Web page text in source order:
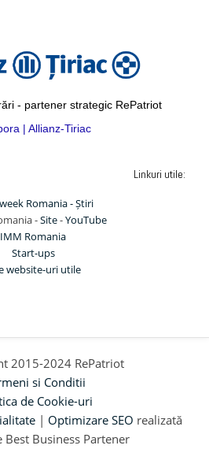
- partener strategic RePatriot
| Allianz-Tiriac
Linkuri utile:
Romania - Știri
-Site-YouTube
IMM Romania
Start-ups
website-uri utile
2015-2024 RePatriot
si Conditii
de Cookie-uri
| Optimizare SEO realizată
Best Business Partener